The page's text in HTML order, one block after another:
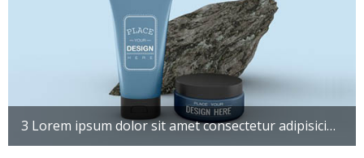
3 Lorem ipsum dolor sit amet consectetur adipisicing elit. Maxime mollitia, molestiae quas vel sint commodi repudiandae consequuntur voluptatum laborum numquam blanditiis harum quisquam